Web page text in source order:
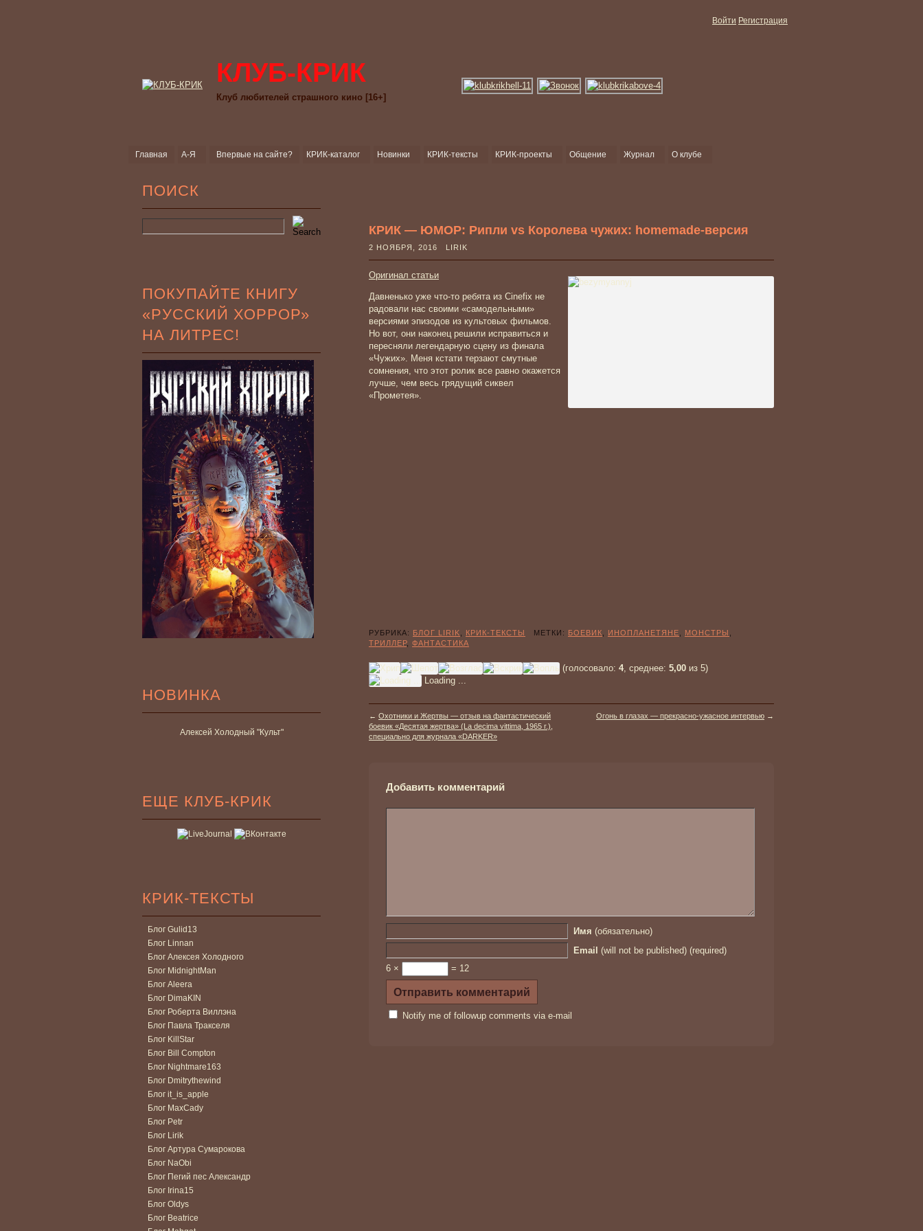
Войти Регистрация
КЛУБ-КРИК
Клуб любителей страшного кино [16+]
Главная А-Я Впервые на сайте? КРИК-каталог Новинки КРИК-тексты КРИК-проекты Общение Журнал О клубе
ПОИСК
ПОКУПАЙТЕ КНИГУ
«РУССКИЙ ХОРРОР»
НА ЛИТРЕС!
НОВИНКА
Алексей Холодный "Культ"
ЕЩЕ КЛУБ-КРИК
КРИК-ТЕКСТЫ
Блог Gulid13
Блог Linnan
Блог Алексея Холодного
Блог MidnightMan
Блог Aleera
Блог DimaKIN
Блог Роберта Виллэна
Блог Павла Тракселя
Блог KillStar
Блог Bill Compton
Блог Nightmare163
Блог Dmitrythewind
Блог it_is_apple
Блог MaxCady
Блог Petr
Блог Lirik
Блог Артура Сумарокова
Блог NaObi
Блог Пегий пес Александр
Блог Irina15
Блог Oldys
Блог Beatrice
КРИК — ЮМОР: Рипли vs Королева чужих: homemade-версия
2 НОЯБРЯ, 2016 LIRIK
Оригинал статьи
Давненько уже что-то ребята из Cinefix не
радовали нас своими «самодельными»
версиями эпизодов из культовых фильмов.
Но вот, они наконец решили исправиться и
пересняли легендарную сцену из финала
«Чужих». Меня кстати терзают смутные
сомнения, что этот ролик все равно окажется
лучше, чем весь грядущий сиквел
«Прометея».
РУБРИКА: БЛОГ LIRIK КРИК-ТЕКСТЫ МЕТКИ: БОЕВИК ИНОПЛАНЕТЯНЕ МОНСТРЫ
ТРИЛЛЕР, ФАНТАСТИКА
(голосовало: 4, среднее: 5,00 из 5)
Loading ...
← Охотники и Жертвы — отзыв на фантастический
боевик «Десятая жертва» (La decima vittima, 1965 г.),
специально для журнала «DARKER»
Огонь в глазах — прекрасно-ужасное интервью →
Добавить комментарий
Имя (обязательно)
Email (will not be published) (required)
6 ×
= 12
Notify me of followup comments via e-mail